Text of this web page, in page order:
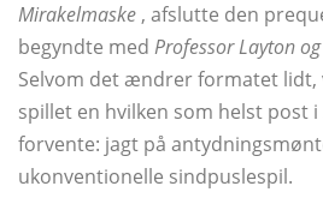
Mirakelmaske , afslutte den
begyndte med Professor Layton
Selvom det ændrer formatet lidt,
spillet en hvilken som helst post
forvente: jagt på
ukonventionelle sindpuslespil.